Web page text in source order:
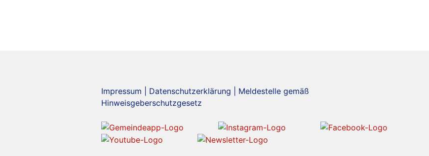
Impressum Datenschutzerklärung
Meldestelle gemäß
Hinweisgeberschutzgesetz